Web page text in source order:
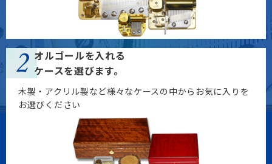
オルゴールを入れる
ケースを選びます。
木製・アクリル製など様々なケースの中から お気に入りを
お選びください